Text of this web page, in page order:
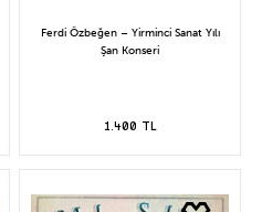
Ferdi Özbeğen – Yirminci Sanat Yılı
Şan Konseri
1.400 TL